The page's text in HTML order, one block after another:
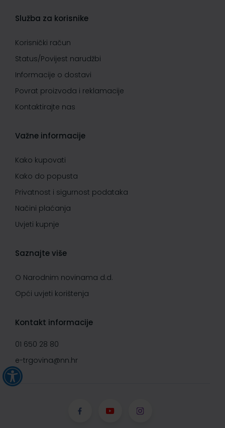
Služba za korisnike
Korisnički račun
Status/Povijest narudžbi
Informacije o dostavi
Povrat proizvoda i reklamacije
Kontaktirajte nas
Važne informacije
Kako kupovati
Kako do popusta
Privatnost i sigurnost podataka
Načini plaćanja
Uvjeti kupnje
Saznajte više
O Narodnim novinama d.d.
Opći uvjeti korištenja
Kontakt informacije
01 650 28 80
e-trgovina@nn.hr